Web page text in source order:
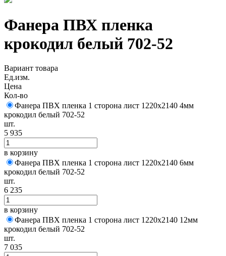
Фанера ПВХ пленка
крокодил белый 702-52
Вариант товара
Ед.изм.
Цена
Кол-во
Фанера ПВХ пленка 1 сторона лист 1220х2140 4мм
крокодил белый 702-52
шт.
5 935
в корзину
Фанера ПВХ пленка 1 сторона лист 1220х2140 6мм
крокодил белый 702-52
шт.
6 235
в корзину
Фанера ПВХ пленка 1 сторона лист 1220х2140 12мм
крокодил белый 702-52
шт.
7 035